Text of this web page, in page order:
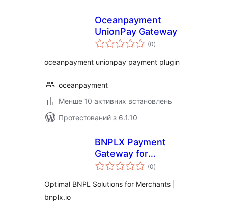
Oceanpayment
UnionPay Gateway
(0загальний
рейтинг
)
oceanpayment unionpay payment plugin
oceanpayment
Менше 10 активних встановлень
Протестований з 6.1.10
BNPLX Payment
Gateway for
WooCommerce
(0загальний
рейтинг
)
Optimal BNPL Solutions for Merchants |
bnplx.io